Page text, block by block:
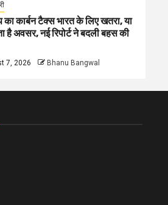
का कार्बन टैक्स भारत के लिए खतरा, या
है अवसर, नई रिपोर्ट ने बदली बहस की
7, 2026 Bhanu Bangwal